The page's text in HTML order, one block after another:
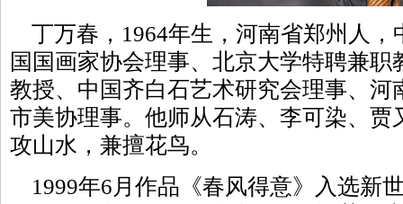
丁万春，1964年生，河南省郑州人，
国国画家协会理事、北京大学特聘兼
教授、中国齐白石艺术研究会理事、河
市美协理事。他师从石涛、李可染、贾
攻山水，兼擅花鸟。
1999年6月作品《春风得意》入选新